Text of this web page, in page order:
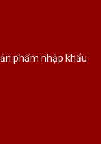
phẩm nhập khẩu